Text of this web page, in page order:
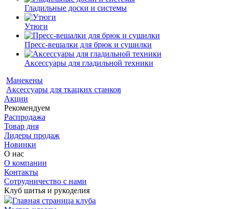
Гладильные доски и системы
Утюги
Пресс-вешалки для брюк и сушилки
Аксессуары для гладильной техники
Манекены
Аксессуары для ткацких станков
Акции
Рекомендуем
Распродажа
Товар дня
Лидеры продаж
Новинки
О нас
О компании
Контакты
Сотрудничество с нами
Клуб шитья и рукоделия
Главная страница клуба